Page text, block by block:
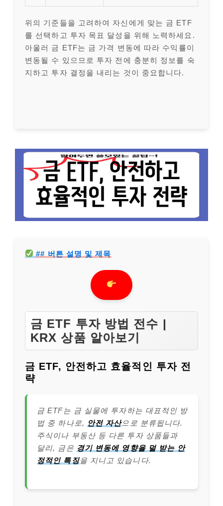
위의 기준들을 고려하여 자신에게 맞는 금 ETF
를 선택하고 투자 목표 달성을 위해 노력하세요.
아울러 금 ETF는 금 가격 변동에 따라 수익률이
변동될 수 있으므로 투자 전에 충분히 정보를 숙
지하고 투자 결정을 내리는 것이 중요합니다.
## 버튼 설명 및 제목
금 ETF 투자 방법 전수 |
KRX 상품 알아보기
금 ETF, 안전하고 효율적인 투자 전
략
금 ETF는 금 실물에 투자하는 대표적인 방
법 중 하나로, 안전 자산으로 분류됩니다.
주식이나 부동산 등 다른 투자 상품들과
달리, 금은 경기 변동에 영향을 덜 받는 안
정적인 특징을 지니고 있습니다.